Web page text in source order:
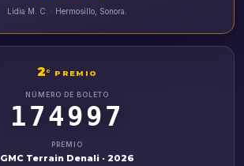
Lidia M. C. · Hermosillo, Sonora.
2° PREMIO
NÚMERO DE BOLETO
174997
PREMIO
GMC Terrain Denali · 2026